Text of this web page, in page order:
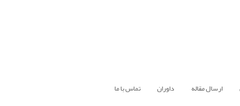
ارسال مقاله داوران
تماس با ما